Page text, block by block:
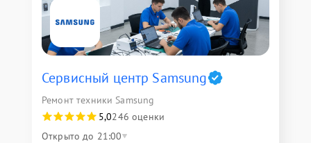
Сервисный центр Samsung
Ремонт техники Samsung
5,0246 оценки
Открыто до 21:00